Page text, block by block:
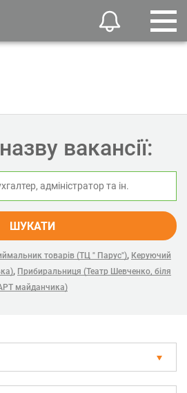
вакансії:
ШУКАТИ
товарів (ТЦ " Парус"), Керуючий
, Прибиральниця (Театр Шевченко, біля
майданчика)